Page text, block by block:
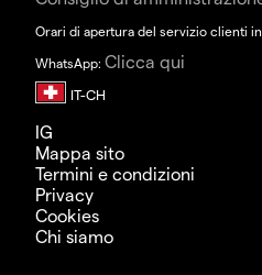
Orari di apertura del servizio clienti
WhatsApp: Clicca qui
IG
Mappa sito
Termini e condizioni
Privacy
Cookies
Chi siamo